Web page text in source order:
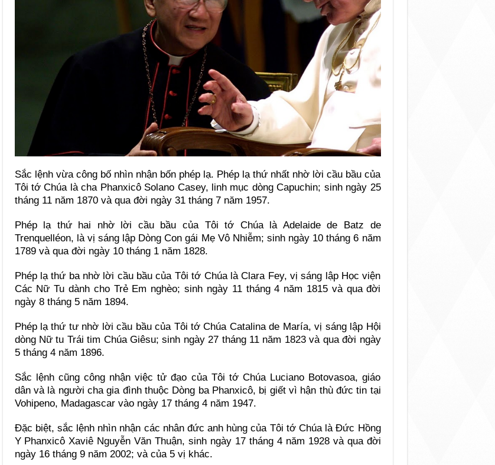
Sắc lệnh vừa công bố nhìn nhận bốn phép lạ. Phép lạ thứ nhất nhờ lời cầu bầu của
Tôi tớ Chúa là cha Phanxicô Solano Casey, linh mục dòng Capuchin; sinh ngày 25
tháng 11 năm 1870 và qua đời ngày 31 tháng 7 năm 1957.
Phép lạ thứ hai nhờ lời cầu bầu của Tôi tớ Chúa là Adelaide de Batz de
Trenquelléon, là vị sáng lập Dòng Con gái Mẹ Vô Nhiễm; sinh ngày 10 tháng 6 năm
1789 và qua đời ngày 10 tháng 1 năm 1828.
Phép lạ thứ ba nhờ lời cầu bầu của Tôi tớ Chúa là Clara Fey, vị sáng lập Học viện
Các Nữ Tu dành cho Trẻ Em nghèo; sinh ngày 11 tháng 4 năm 1815 và qua đời
ngày 8 tháng 5 năm 1894.
Phép lạ thứ tư nhờ lời cầu bầu của Tôi tớ Chúa Catalina de María, vị sáng lập Hội
dòng Nữ tu Trái tim Chúa Giêsu; sinh ngày 27 tháng 11 năm 1823 và qua đời ngày
5 tháng 4 năm 1896.
Sắc lệnh cũng công nhận việc tử đạo của Tôi tớ Chúa Luciano Botovasoa, giáo
dân và là người cha gia đình thuộc Dòng ba Phanxicô, bị giết vì hận thù đức tin tại
Vohipeno, Madagascar vào ngày 17 tháng 4 năm 1947.
Đặc biệt, sắc lệnh nhìn nhận các nhân đức anh hùng của Tôi tớ Chúa là Đức Hồng
Y Phanxicô Xaviê Nguyễn Văn Thuận, sinh ngày 17 tháng 4 năm 1928 và qua đời
ngày 16 tháng 9 năm 2002; và của 5 vị khác.